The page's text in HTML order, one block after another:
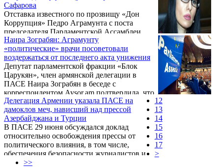
Сафарова
Отставка известного по прозвищу «Дон
Коррупция» Педро Аграмунта с поста
председателя Парламентской Ассамблеи
Совета Европы – всего лишь первый шаг
для очищения ПАСЕ от коррупционной
паутины. Об этом заявила член делегации
Армении в ПАСЕ, депутат парламента РА
от фракции «Царукян» Наира Зограбян,
выступая на осенней сессии Ассамблеи в
Страсбурге.
Наира Зограбян: Аграмунту
«политические» врачи посоветовали
воздержаться от последнего акта унижения
Депутат парламентской фракции «Блок
Царукян», член армянской делегации в
ПАСЕ Наира Зограбян в беседе с
корреспондентом Aysor.am подтвердила, что
председатель Парламентской ассамблеи
Совета Европы (ПАСЕ) Педро Аграмунт
подал в отставку.
Делегация Армении указала ПАСЕ на
дамоклов меч, нависший над прессой
Азербайджана и Турции
В ПАСЕ 29 июня обсуждался доклад
относительно освобождения прессы от
политического влияния, в том числе,
обеспечения безопасности журналистов и
СМИ.
12
13
14
15
16
17
>
>>